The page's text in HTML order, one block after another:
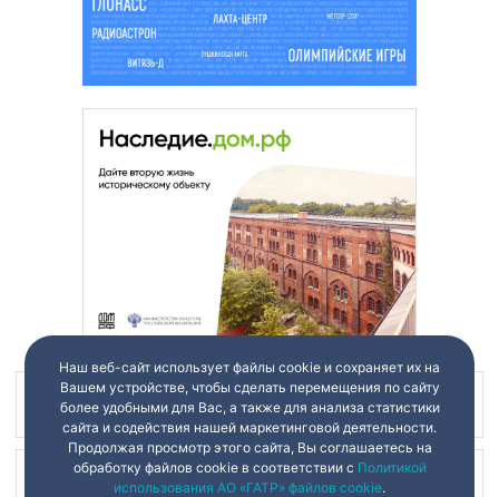
Наш канал в
Наш канал в
Наш веб-сайт использует файлы cookie и сохраняет их на
Вашем устройстве, чтобы сделать перемещения по сайту
более удобными для Вас, а также для анализа статистики
сайта и содействия нашей маркетинговой деятельности.
Продолжая просмотр этого сайта, Вы соглашаетесь на
обработку файлов cookie в соответствии с Политикой
использования АО «ГАТР» файлов cookie.